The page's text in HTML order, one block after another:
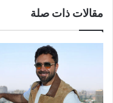
مقالات ذات صلة